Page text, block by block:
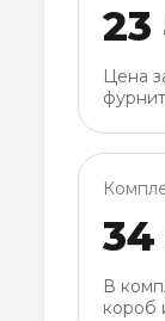
Цена
В
короб